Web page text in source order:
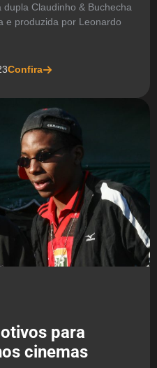
Claudinho & Buchecha
e produzida por Leonardo
Confira
para
cinemas